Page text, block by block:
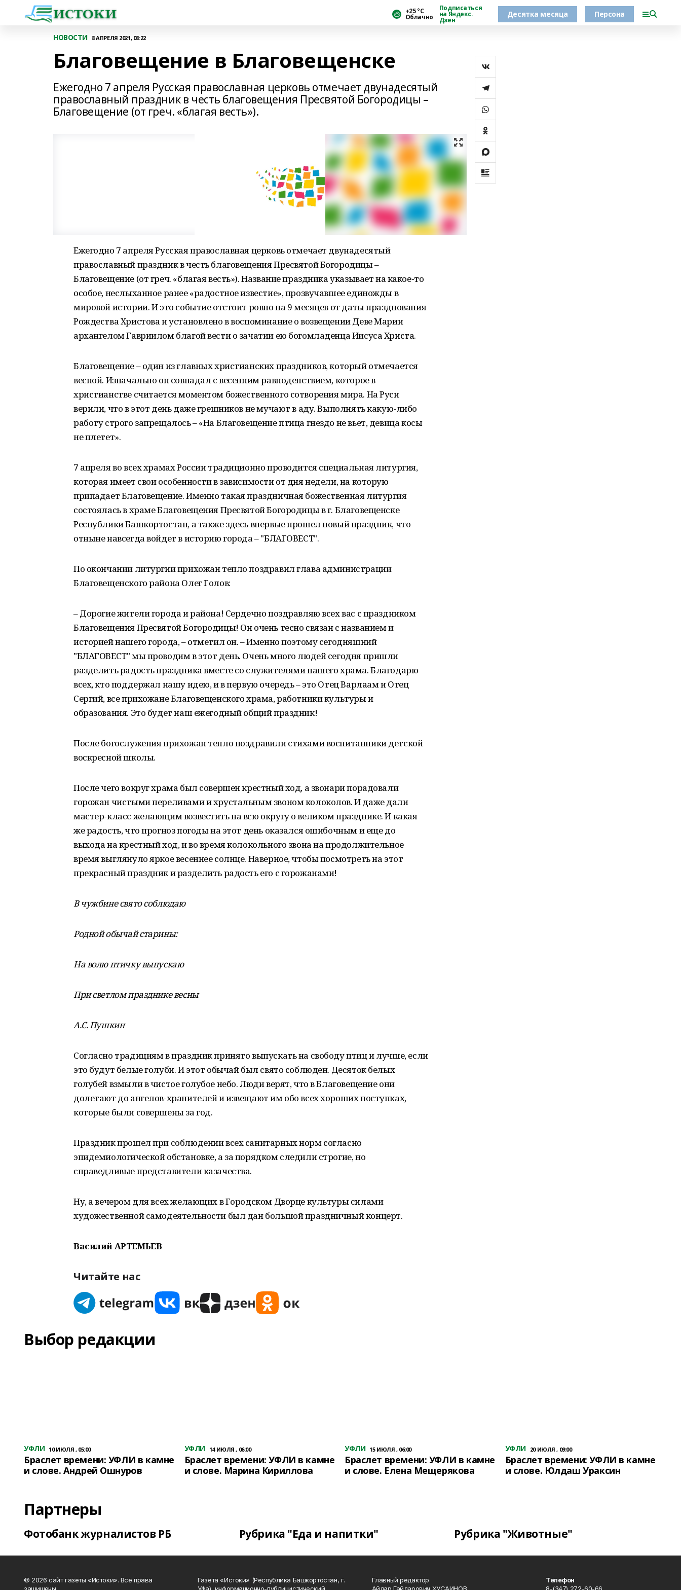
+25 °С
Облачно
Подписаться
на Яндекс.
Дзен
Десятка месяца Персона
НОВОСТИ 8 АПРЕЛЯ 2021, 08:22
Благовещение в Благовещенске
Ежегодно 7 апреля Русская православная церковь отмечает двунадесятый
православный праздник в честь благовещения Пресвятой Богородицы –
Благовещение (от греч. «благая весть»).
Ежегодно 7 апреля Русская православная церковь отмечает двунадесятый
православный праздник в честь благовещения Пресвятой Богородицы –
Благовещение (от греч. «благая весть»). Название праздника указывает на какое-то
особое, неслыханное ранее «радостное известие», прозвучавшее единожды в
мировой истории. И это событие отстоит ровно на 9 месяцев от даты празднования
Рождества Христова и установлено в воспоминание о возвещении Деве Марии
архангелом Гавриилом благой вести о зачатии ею богомладенца Иисуса Христа.
Благовещение – один из главных христианских праздников, который отмечается
весной. Изначально он совпадал с весенним равноденствием, которое в
христианстве считается моментом божественного сотворения мира. На Руси
верили, что в этот день даже грешников не мучают в аду. Выполнять какую-либо
работу строго запрещалось – «На Благовещение птица гнездо не вьет, девица косы
не плетет».
7 апреля во всех храмах России традиционно проводится специальная литургия,
которая имеет свои особенности в зависимости от дня недели, на которую
припадает Благовещение. Именно такая праздничная божественная литургия
состоялась в храме Благовещения Пресвятой Богородицы в г. Благовещенске
Республики Башкортостан, а также здесь впервые прошел новый праздник, что
отныне навсегда войдет в историю города – "БЛАГОВЕСТ".
По окончании литургии прихожан тепло поздравил глава администрации
Благовещенского района Олег Голов:
– Дорогие жители города и района! Сердечно поздравляю всех вас с праздником
Благовещения Пресвятой Богородицы! Он очень тесно связан с названием и
историей нашего города, – отметил он. – Именно поэтому сегодняшний
"БЛАГОВЕСТ" мы проводим в этот день. Очень много людей сегодня пришли
разделить радость праздника вместе со служителями нашего храма. Благодарю
всех, кто поддержал нашу идею, и в первую очередь – это Отец Варлаам и Отец
Сергий, все прихожане Благовещенского храма, работники культуры и
образования. Это будет наш ежегодный общий праздник!
После богослужения прихожан тепло поздравили стихами воспитанники детской
воскресной школы.
После чего вокруг храма был совершен крестный ход, а звонари порадовали
горожан чистыми переливами и хрустальным звоном колоколов. И даже дали
мастер-класс желающим возвестить на всю округу о великом празднике. И какая
же радость, что прогноз погоды на этот день оказался ошибочным и еще до
выхода на крестный ход, и во время колокольного звона на продолжительное
время выглянуло яркое весеннее солнце. Наверное, чтобы посмотреть на этот
прекрасный праздник и разделить радость его с горожанами!
В чужбине свято соблюдаю
Родной обычай старины:
На волю птичку выпускаю
При светлом празднике весны
А.С. Пушкин
Согласно традициям в праздник принято выпускать на свободу птиц и лучше, если
это будут белые голуби. И этот обычай был свято соблюден. Десяток белых
голубей взмыли в чистое голубое небо. Люди верят, что в Благовещение они
долетают до ангелов-хранителей и извещают им обо всех хороших поступках,
которые были совершены за год.
Праздник прошел при соблюдении всех санитарных норм согласно
эпидемиологической обстановке, а за порядком следили строгие, но
справедливые представители казачества.
Ну, а вечером для всех желающих в Городском Дворце культуры силами
художественной самодеятельности был дан большой праздничный концерт.
Василий АРТЕМЬЕВ
Читайте нас
Выбор редакции
УФЛИ 10 ИЮЛЯ , 05:00
Браслет времени: УФЛИ в камне
и слове. Андрей Ошнуров
УФЛИ 14 ИЮЛЯ , 06:00
Браслет времени: УФЛИ в камне
и слове. Марина Кириллова
УФЛИ 15 ИЮЛЯ , 06:00
Браслет времени: УФЛИ в камне
и слове. Елена Мещерякова
УФЛИ 20 ИЮЛЯ , 09:00
Браслет времени: УФЛИ в камне
и слове. Юлдаш Ураксин
Партнеры
Фотобанк журналистов РБ Рубрика "Еда и напитки" Рубрика "Животные"
© 2026 сайт газеты «Истоки». Все права
Газета «Истоки» (Республика Башкортостан, г.
Главный редактор
Телефон